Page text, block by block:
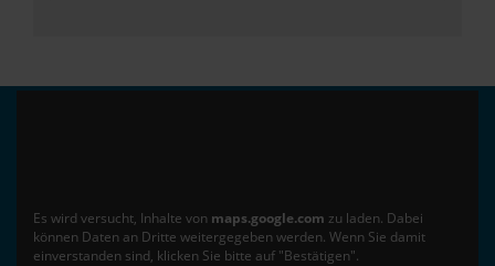
Es wird versucht, Inhalte von maps.google.com zu laden. Dabei
können Daten an Dritte weitergegeben werden. Wenn Sie damit
einverstanden sind, klicken Sie bitte auf "Bestätigen".